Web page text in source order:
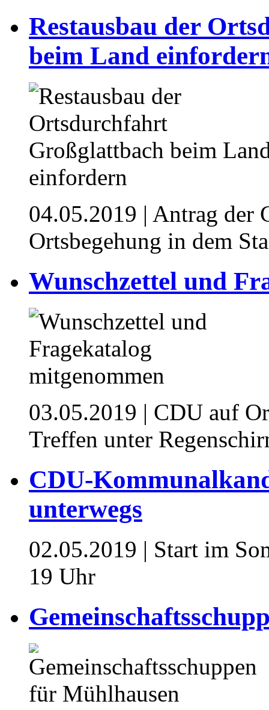
Restausbau der
beim Land
04.05.2019 | Antrag der
Ortsbegehung in dem
Wunschzettel und
03.05.2019 | CDU auf
Treffen unter
CDU-
unterwegs
02.05.2019 | Start im
19 Uhr